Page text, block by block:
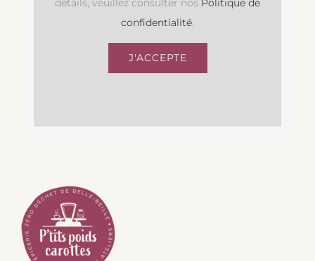
confidentialité.
J'ACCEPTE